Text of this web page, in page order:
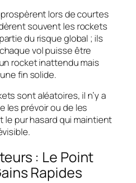
lors de courtes
souvent les rockets
du risque global ; ils
vol puisse être
rocket inattendu mais
fin solide.
sont aléatoires, il n’y a
les prévoir ou de les
le pur hasard qui maintient
: Le Point
Rapides